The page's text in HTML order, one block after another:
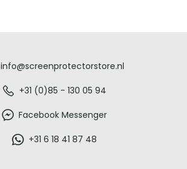
info@screenprotectorstore.nl
+31 (0)85 - 130 05 94
Facebook Messenger
+31 6 18 41 87 48